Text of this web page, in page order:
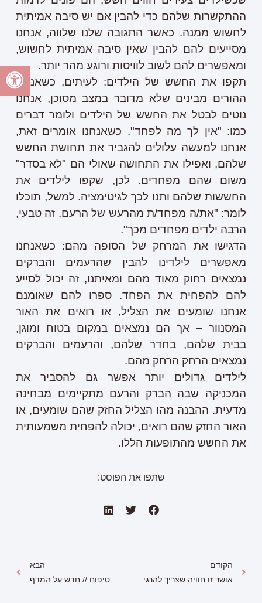
ההתקשרות שלהם כדי להבין אם יש סיבה אמיתית
לחשוש ממנה. כאשר התגובה שלנו שלווה, אנחנו
מסייעים להם להבין שאין סיבה אמיתית לחשוש,
ומאפשרים להם לשוב לוויסות ורוגע מהר יותר.
תקפו את החשש של הילדים: לעיתים, כשאנחנו
ההורים מבינים שלא מדובר במצב מסוכן, אנחנו
נוטים לבטל את החשש של הילדים ולומר דברים
כמו: "אין לך מה לפחד". כשאנחנו אומרים זאת,
אנחנו למעשה עלולים להגביר את תחושת החשש
שלהם, ואפילו את התחושה שאולי הם "לא בסדר"
משום שהם מפחדים. לכן, שקפו לילדים את
החששות שלהם ותנו לכך לגיטימציה. למשל, תוכלו
לומר: "את/ה מפחד/ת מהרעש של הרעם. זה טבעי,
הרבה ילדים מפחדים מכך".
הדגישו את המרחק של הסופה מהם: כשאנחנו
מאפשרים לילדינו להבין שהרעמים והברקים
נמצאים רחוק מאוד מהם ומאיתנו, זה יכול לסייע
להם להפחית את הפחד. ספרו להם שאומנם
אנחנו שומעים את הצליל, או רואים את האור
המסנוור – אך הם נמצאים במקום בטוח ומוגן,
בבית שלהם, בחדר שלהם, והרעמים והברקים
נמצאים הרחק הרחק מהם.
לילדים גדולים יותר אפשר גם להסביר את
המכניקה שבה הברק והרעם מתקיימים מבחינה
מדעית. ההבנה מהו הצליל החזק שהם שומעים, או
האור החזק שהם רואים, יכולה להפחית משמעותית
את החשש מהתופעות הללו.
שתפו את הפוסט:
הקודם הבא
טיפוח // חדש על המדף